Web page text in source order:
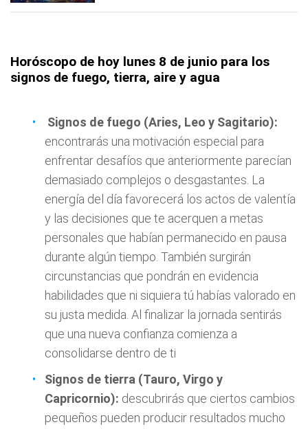
Horóscopo de hoy lunes 8 de junio para los
signos de fuego, tierra, aire y agua
Signos de fuego (Aries, Leo y Sagitario):
encontrarás una motivación especial para
enfrentar desafíos que anteriormente parecían
demasiado complejos o desgastantes. La
energía del día favorecerá los actos de valentía
y las decisiones que te acerquen a metas
personales que habían permanecido en pausa
durante algún tiempo. También surgirán
circunstancias que pondrán en evidencia
habilidades que ni siquiera tú habías valorado en
su justa medida. Al finalizar la jornada sentirás
que una nueva confianza comienza a
consolidarse dentro de ti
Signos de tierra (Tauro, Virgo y
Capricornio): descubrirás que ciertos cambios
pequeños pueden producir resultados mucho